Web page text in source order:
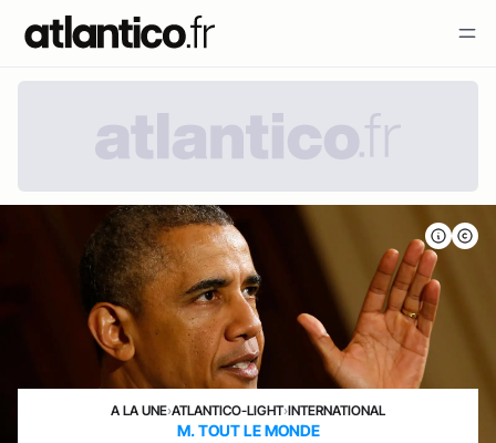
A LA UNE›ATLANTICO-LIGHT›INTERNATIONAL
M. TOUT LE MONDE